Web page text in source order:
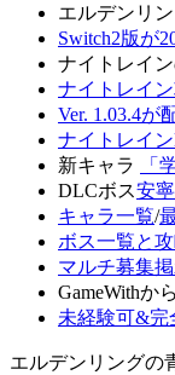
エルデンリ
Switch2版が
ナイトレイ
ナイトレイ
Ver. 1.03.4が
ナイトレイ
新キャラ
「
DLCボス安
キャラ一覧/
ボス一覧と
マルチ募集
GameWithか
未経験可&完
エルデンリングの